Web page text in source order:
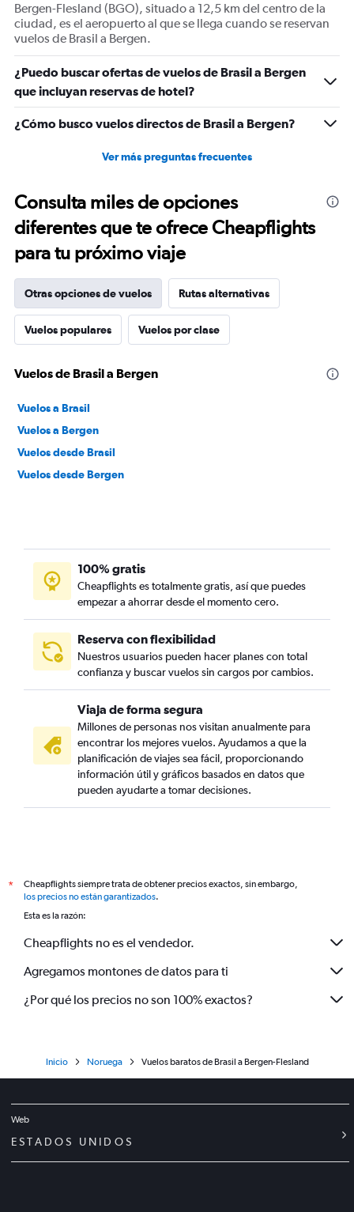
Bergen-Flesland (BGO), situado a 12,5 km del centro de la
ciudad, es el aeropuerto al que se llega cuando se reservan
vuelos de Brasil a Bergen.
¿Puedo buscar ofertas de vuelos de Brasil a Bergen
que incluyan reservas de hotel?
¿Cómo busco vuelos directos de Brasil a Bergen?
Ver más preguntas frecuentes
Consulta miles de opciones
diferentes que te ofrece Cheapflights
para tu próximo viaje
Otras opciones de vuelos Rutas alternativas
Vuelos populares Vuelos por clase
Vuelos de Brasil a Bergen
Vuelos a Brasil
Vuelos a Bergen
Vuelos desde Brasil
Vuelos desde Bergen
100% gratis
Cheapflights es totalmente gratis, así que puedes
empezar a ahorrar desde el momento cero.
Reserva con flexibilidad
Nuestros usuarios pueden hacer planes con total
confianza y buscar vuelos sin cargos por cambios.
Viaja de forma segura
Millones de personas nos visitan anualmente para
encontrar los mejores vuelos. Ayudamos a que la
planificación de viajes sea fácil, proporcionando
información útil y gráficos basados en datos que
pueden ayudarte a tomar decisiones.
*
Cheapflights siempre trata de obtener precios exactos, sin embargo,
los precios no están garantizados.
Esta es la razón:
Cheapflights no es el vendedor.
Agregamos montones de datos para ti
¿Por qué los precios no son 100% exactos?
Inicio Noruega Vuelos baratos de Brasil a Bergen-Flesland
Web
ESTADOS UNIDOS